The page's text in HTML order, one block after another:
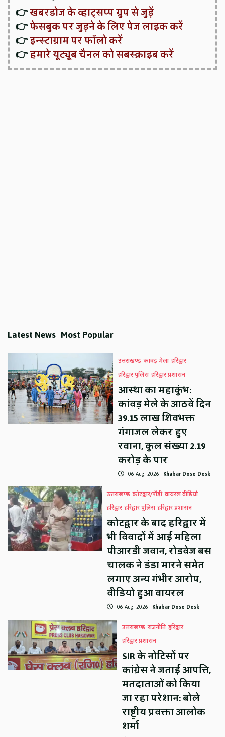
👉खबरडोज के व्हाट्सप्प ग्रुप से जुड़ें
👉फेसबुक पर जुड़ने के लिए पेज लाइक करें
👉इन्स्टाग्राम पर फॉलो करें
👉हमारे यूट्यूब चैनल को सबस्क्राइब करें
Latest News Most Popular
उत्तराखण्ड कावड़ मेला हरिद्वार
हरिद्वार पुलिस हरिद्वार प्रशासन
आस्था का महाकुंभ:
कांवड़ मेले के आठवें दिन
39.15 लाख शिवभक्त
गंगाजल लेकर हुए
रवाना, कुल संख्या 2.19
करोड़ के पार
06 Aug, 2026 Khabar Dose Desk
उत्तराखण्ड कोटद्वार/पौड़ी वायरल वीडियो
हरिद्वार हरिद्वार पुलिस हरिद्वार प्रशासन
कोटद्वार के बाद हरिद्वार में
भी विवादों में आई महिला
पीआरडी जवान, रोडवेज बस
चालक ने डंडा मारने समेत
लगाए अन्य गंभीर आरोप,
वीडियो हुआ वायरल
06 Aug, 2026 Khabar Dose Desk
उत्तराखण्ड राजनीति हरिद्वार
हरिद्वार प्रशासन
SIR के नोटिसों पर
कांग्रेस ने जताई आपत्ति,
मतदाताओं को किया
जा रहा परेशान: बोले
राष्ट्रीय प्रवक्ता आलोक
शर्मा